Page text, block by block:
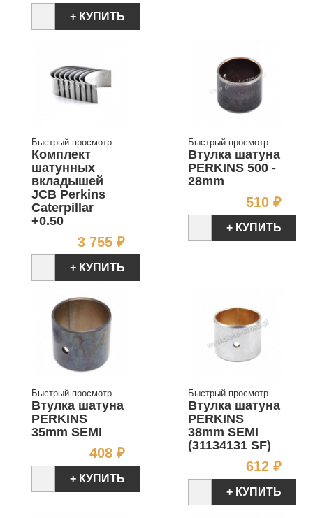
+ КУПИТЬ
Быстрый просмотр
Комплект
шатунных
вкладышей
JCB Perkins
Caterpillar
+0.50
3 755 ₽Цена
+ КУПИТЬ
Быстрый просмотр
Втулка шатуна
PERKINS 500 -
28mm
510 ₽
+ КУПИТЬ
Быстрый просмотр
Втулка шатуна
PERKINS
35mm SEMI
408 ₽Цена
+ КУПИТЬ
Быстрый просмотр
Втулка шатуна
PERKINS
38mm SEMI
(31134131 SF)
612 ₽
+ КУПИТЬ